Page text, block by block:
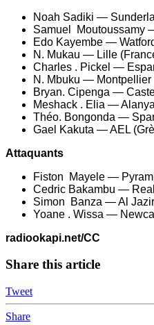
Noah Sadiki —
Samuel Moutoussamy
Edo Kayembe —
N. Mukau — Lille
Charles . Pickel —
N. Mbuku — Montpellier
Bryan. Cipenga —
Meshack . Elia —
Théo. Bongonda —
Gael Kakuta — AEL
Attaquants
Fiston Mayele —
Cedric Bakambu —
Simon Banza — Al
Yoane . Wissa —
radiookapi.net/CC
Share this article
Tweet
Share